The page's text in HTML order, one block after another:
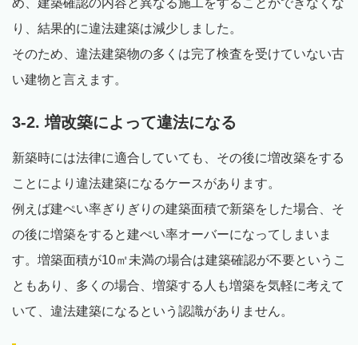
り、結果的に違法建築は減少しました。
そのため、違法建築物の多くは完了検査を受けていない古
い建物と言えます。
3-2. 増改築によって違法になる
新築時には法律に適合していても、その後に増改築をする
ことにより違法建築になるケースがあります。
例えば建ぺい率ぎりぎりの建築面積で新築をした場合、そ
の後に増築をすると建ぺい率オーバーになってしまいま
す。増築面積が10㎡未満の場合は建築確認が不要というこ
ともあり、多くの場合、増築する人も増築を気軽に考えて
いて、違法建築になるという認識がありません。